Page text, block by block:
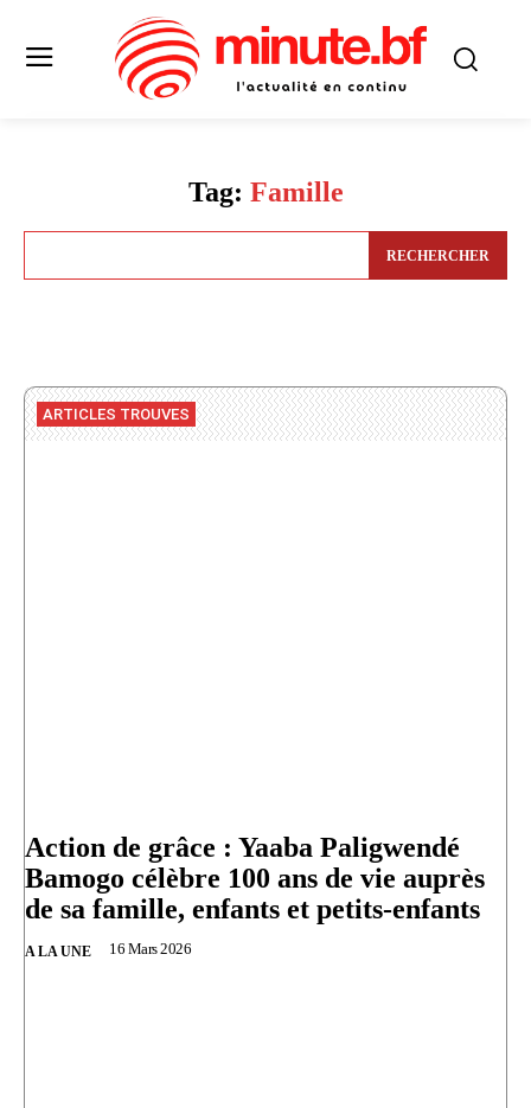
Tag: Famille
RECHERCHER
ARTICLES TROUVES
Action de grâce : Yaaba Paligwendé
Bamogo célèbre 100 ans de vie auprès
de sa famille, enfants et petits-enfants
A LA UNE 16 Mars 2026